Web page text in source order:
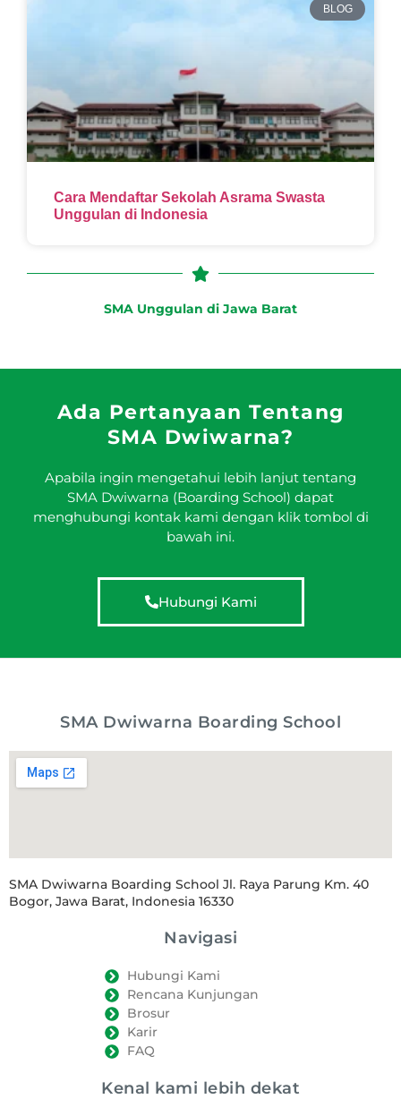
BLOG
Cara Mendaftar Sekolah Asrama Swasta
Unggulan di Indonesia
SMA Unggulan di Jawa Barat
Ada Pertanyaan Tentang
SMA Dwiwarna?
Apabila ingin mengetahui lebih lanjut tentang
SMA Dwiwarna (Boarding School) dapat
menghubungi kontak kami dengan klik tombol di
bawah ini.
Hubungi Kami
SMA Dwiwarna Boarding School
SMA Dwiwarna Boarding School Jl. Raya Parung Km. 40
Bogor, Jawa Barat, Indonesia 16330
Navigasi
Hubungi Kami
Rencana Kunjungan
Brosur
Karir
FAQ
Kenal kami lebih dekat